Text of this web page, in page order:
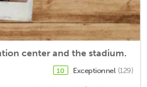
center and the stadium.
10 Exceptionnel (129)